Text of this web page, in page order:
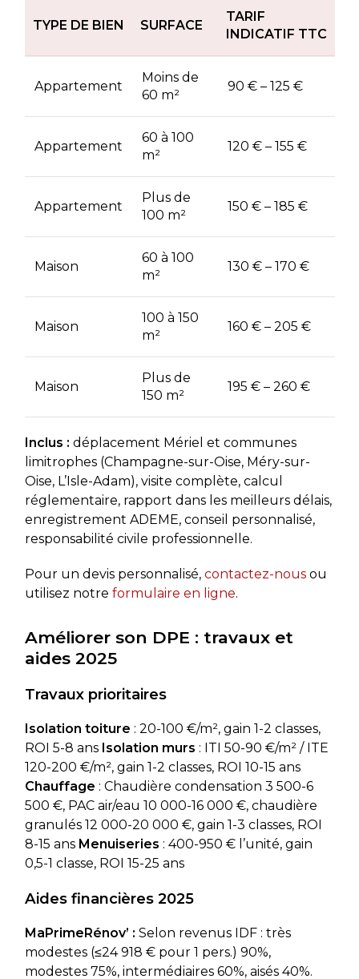
TYPE DE BIEN SURFACE
TARIF
INDICATIF TTC
Appartement
Moins de
60 m²
90 € – 125 €
Appartement
60 à 100
m²
120 € – 155 €
Appartement
Plus de
100 m²
150 € – 185 €
Maison
60 à 100
m²
130 € – 170 €
Maison
100 à 150
m²
160 € – 205 €
Maison
Plus de
150 m²
195 € – 260 €
Inclus : déplacement Mériel et communes
limitrophes (Champagne-sur-Oise, Méry-sur-
Oise, L’Isle-Adam), visite complète, calcul
réglementaire, rapport dans les meilleurs délais,
enregistrement ADEME, conseil personnalisé,
responsabilité civile professionnelle.
Pour un devis personnalisé, contactez-nousou
utilisez notre formulaire en ligne.
Améliorer son DPE : travaux et
aides 2025
Travaux prioritaires
Isolation toiture : 20-100 €/m², gain 1-2 classes,
ROI 5-8 ans Isolation murs : ITI 50-90 €/m² / ITE
120-200 €/m², gain 1-2 classes, ROI 10-15 ans
Chauffage : Chaudière condensation 3 500-6
500 €, PAC air/eau 10 000-16 000 €, chaudière
granulés 12 000-20 000 €, gain 1-3 classes, ROI
8-15 ans Menuiseries : 400-950 € l’unité, gain
0,5-1 classe, ROI 15-25 ans
Aides financières 2025
MaPrimeRénov’ : Selon revenus IDF : très
modestes (≤24 918 € pour 1 pers.) 90%,
modestes 75%, intermédiaires 60%, aisés 40%.